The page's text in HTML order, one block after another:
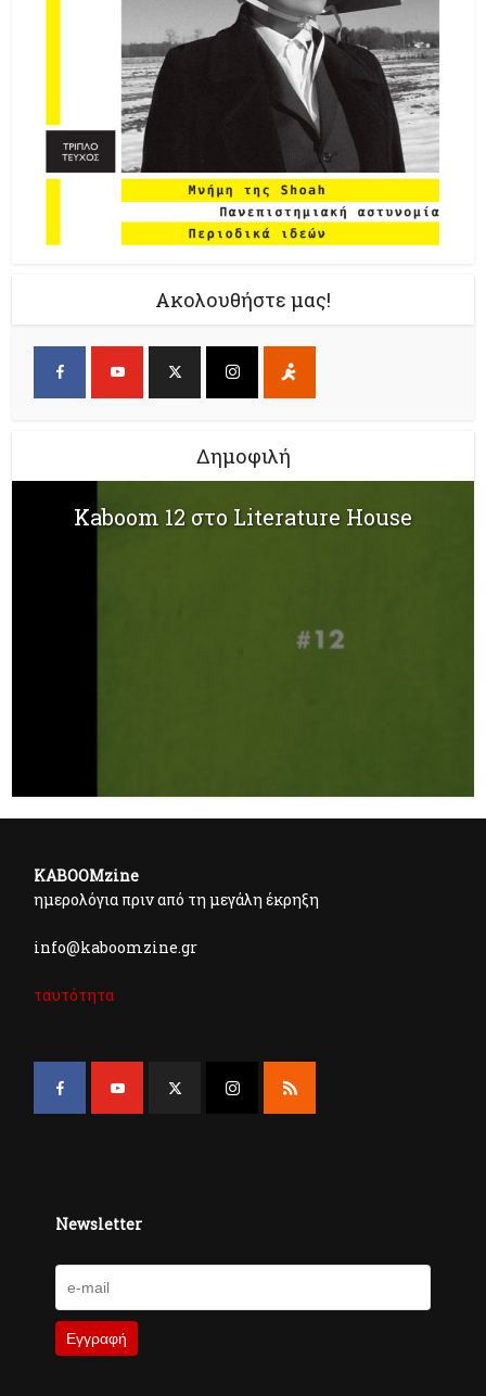
Ακολουθήστε μας!
Δημοφιλή
Kaboom 12 στο Literature House
KABOOMzine
ημερολόγια πριν από τη μεγάλη έκρηξη
info@kaboomzine.gr
ταυτότητα
Newsletter